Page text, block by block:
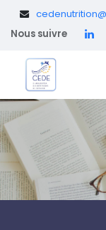
Nous suivre